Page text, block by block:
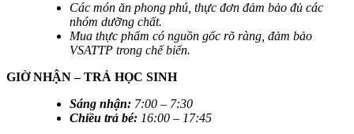
Các món ăn phong phú, thực đơn đảm bảo đủ các
nhóm dưỡng chất.
Mua thực phẩm có nguồn gốc rõ ràng, đảm bảo
VSATTP trong chế biến.
GIỜ NHẬN – TRẢ HỌC SINH
Sáng nhận: 7:00 – 7:30
Chiều trả bé: 16:00 – 17:45